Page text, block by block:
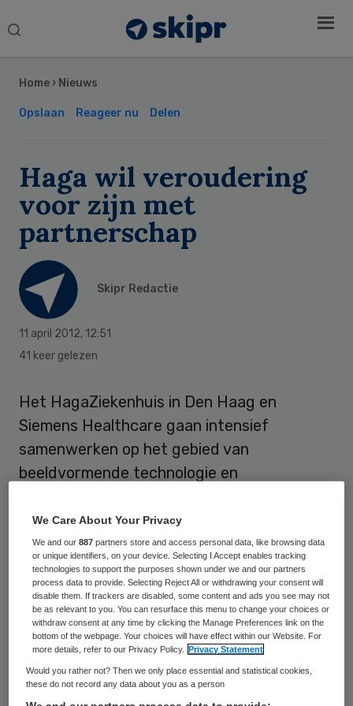
Search
Home › Nieuws
Opslaan Reageer nu Delen
Haga wil veroudering
voor zijn met
partnerschap
Skipr Redactie
11 april 2012, 12:51
41 keer gelezen
Het HagaZiekenhuis in Den Haag en
Siemens Healthcare gaan intensief
samenwerken op het gebied van
beeldvormende technologie en
partnerschap, dat een duur van vijftien jaar
heeft, is een bedrag van ruim 50 miljoen
euro gemoeid.
Tijdens de contractperiode installeert en
vervangt Siemens Healthcare alle
beeldvormende medische apparatuur van
het HagaZiekenhuis. Ook zorgt het
techniekconcern tegen een vaste
Sidebar
We Care About Your Privacy
We and our887 partners store and access personal data, like browsing data
or unique identifiers, on your device. Selecting I Accept enables tracking
technologies to support the purposes shown under we and our partners
process data to provide. Selecting Reject All or withdrawing your consent will
disable them. If trackers are disabled, some content and ads you see may not
be as relevant to you. You can resurface this menu to change your choices or
withdraw consent at any time by clicking the Manage Preferences link on the
bottom of the webpage. Your choices will have effect within our Website. For
more details, refer to our Privacy Policy.
Privacy Statement
Would you rather not? Then we only place essential and statistical cookies,
these do not record any data about you as a person